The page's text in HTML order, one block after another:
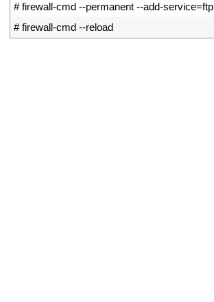
# firewall-cmd --permanent --add-service=ftp
# firewall-cmd --reload